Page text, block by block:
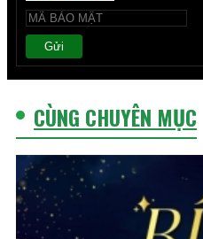
Gửi
CÙNG CHUYÊN MỤC